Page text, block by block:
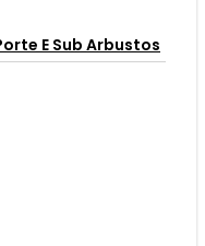
E Sub Arbustos